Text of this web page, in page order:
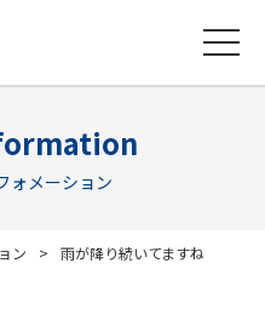
ォメーション
ン 雨が降り続いてますね